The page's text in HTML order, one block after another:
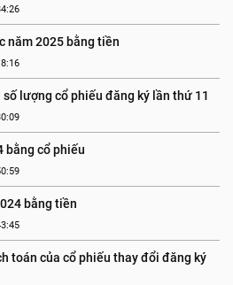
năm 2025 bằng tiền
lượng cổ phiếu đăng ký lần thứ 11
bằng cổ phiếu
bằng tiền
toán của cổ phiếu thay đổi đăng ký